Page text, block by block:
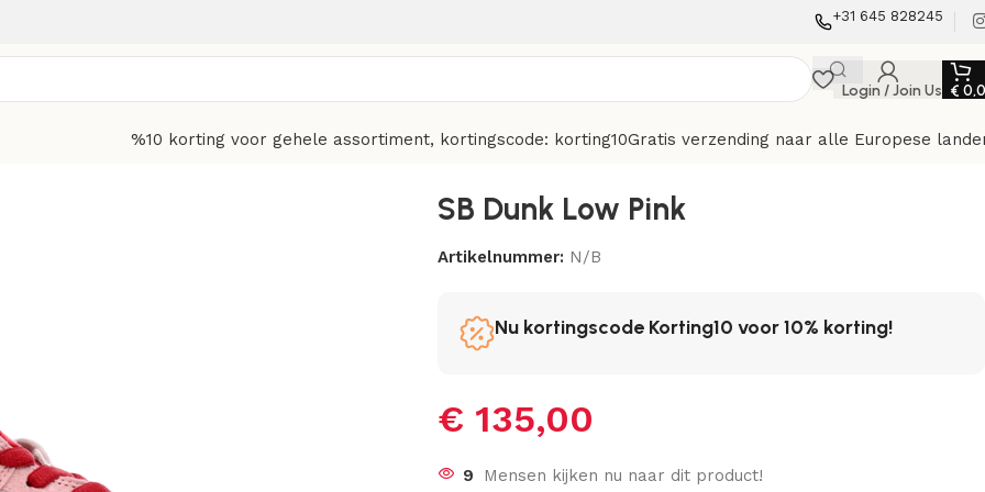
+31 645 828245
Login / Join Us €
%10 korting voor gehele assortiment, kortingscode: korting10Gratis verzending naar alle Europese
SB Dunk Low Pink
Artikelnummer: N/B
Nu kortingscode Korting10 voor 10% korting!
€ 135,00
9 Mensen kijken nu naar dit product!